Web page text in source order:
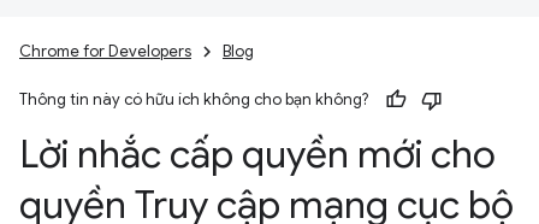
Chrome for Developers Blog
Thông tin này có hữu ích không cho bạn không?
Lời nhắc cấp quyền mới cho
quyền Truy cập mạng cục bộ